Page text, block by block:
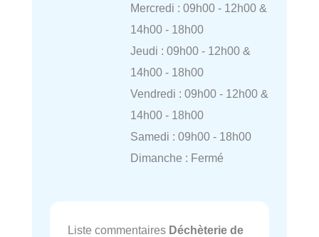
Mercredi : 09h00 - 12h00 &
14h00 - 18h00
Jeudi : 09h00 - 12h00 &
14h00 - 18h00
Vendredi : 09h00 - 12h00 &
14h00 - 18h00
Samedi : 09h00 - 18h00
Dimanche : Fermé
Liste commentaires Déchèterie de